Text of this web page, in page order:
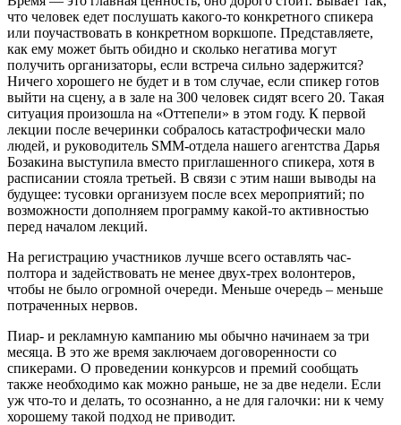
что человек едет послушать какого-то конкретного спикера
или поучаствовать в конкретном воркшопе. Представляете,
как ему может быть обидно и сколько негатива могут
получить организаторы, если встреча сильно задержится?
Ничего хорошего не будет и в том случае, если спикер готов
выйти на сцену, а в зале на 300 человек сидят всего 20. Такая
ситуация произошла на «Оттепели» в этом году. К первой
лекции после вечеринки собралось катастрофически мало
людей, и руководитель SMM-отдела нашего агентства Дарья
Бозакина выступила вместо приглашенного спикера, хотя в
расписании стояла третьей. В связи с этим наши выводы на
будущее: тусовки организуем после всех мероприятий; по
возможности дополняем программу какой-то активностью
перед началом лекций.
На регистрацию участников лучше всего оставлять час-
полтора и задействовать не менее двух-трех волонтеров,
чтобы не было огромной очереди. Меньше очередь – меньше
потраченных нервов.
Пиар- и рекламную кампанию мы обычно начинаем за три
месяца. В это же время заключаем договоренности со
спикерами. О проведении конкурсов и премий сообщать
также необходимо как можно раньше, не за две недели. Если
уж что-то и делать, то осознанно, а не для галочки: ни к чему
хорошему такой подход не приводит.